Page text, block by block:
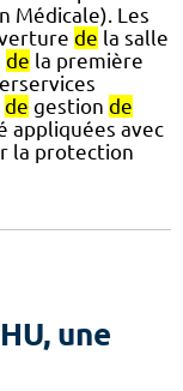
Médicale). Les
de la salle
de la première
de gestion de
appliquées avec
la protection
une